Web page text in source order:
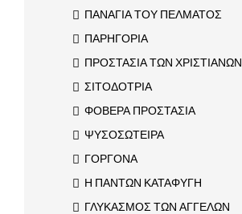
ΠΑΝΑΓΙΑ ΤΟΥ ΠΕΛΜΑΤΟΣ
ΠΑΡΗΓΟΡΙΑ
ΠΡΟΣΤΑΣΙΑ ΤΩΝ ΧΡΙΣΤΙΑΝΩΝ
ΣΙΤΟΔΟΤΡΙΑ
ΦΟΒΕΡΑ ΠΡΟΣΤΑΣΙΑ
ΨΥΣΟΣΩΤΕΙΡΑ
ΓΟΡΓΟΝΑ
Η ΠΑΝΤΩΝ ΚΑΤΑΦΥΓΗ
ΓΛΥΚΑΣΜΟΣ ΤΩΝ ΑΓΓΕΛΩΝ